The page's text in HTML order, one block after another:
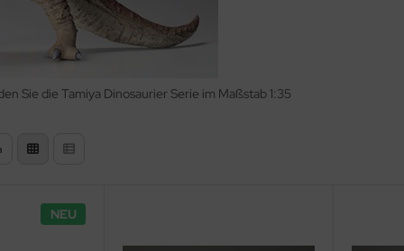
Sie die Tamiya Dinosaurier Serie im Maßstab 1:35
NEU